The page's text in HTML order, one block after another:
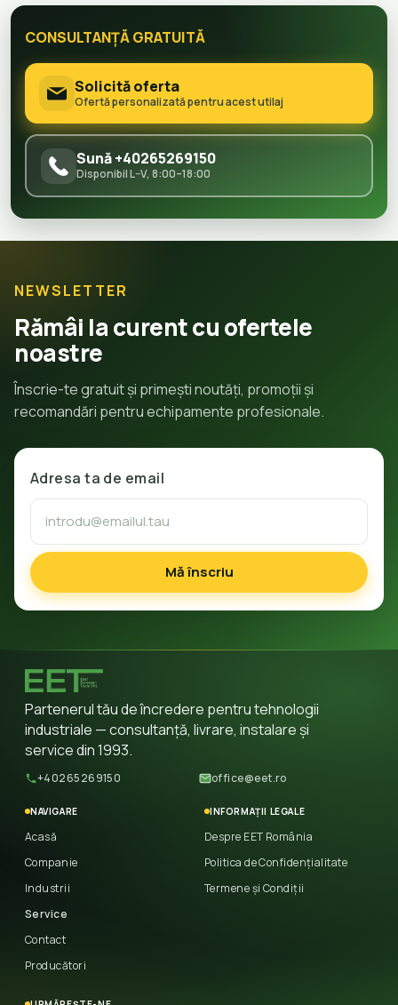
CONSULTANȚĂ GRATUITĂ
Solicită oferta
Ofertă personalizată pentru acest utilaj
Sună +40265269150
Disponibil L–V, 8:00–18:00
NEWSLETTER
Rămâi la curent cu ofertele
noastre
Înscrie-te gratuit și primești noutăți, promoții și
recomandări pentru echipamente profesionale.
Adresa ta de email
Mă înscriu
Partenerul tău de încredere pentru tehnologii
industriale — consultanță, livrare, instalare și
service din 1993.
+40265269150 office@eet.ro
NAVIGARE
Acasă
Companie
Industrii
Service
Contact
Producători
INFORMAȚII LEGALE
Despre EET România
Politica de Confidențialitate
Termene și Condiții